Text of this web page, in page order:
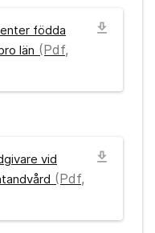
födda
län (Pdf,
download
vid
(Pdf,
download